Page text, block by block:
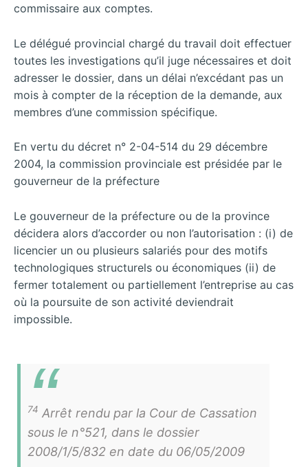
commissaire aux comptes.
Le délégué provincial chargé du travail doit effectuer
toutes les investigations qu’il juge nécessaires et doit
adresser le dossier, dans un délai n’excédant pas un
mois à compter de la réception de la demande, aux
membres d’une commission spécifique.
En vertu du décret n° 2-04-514 du 29 décembre
2004, la commission provinciale est présidée par le
gouverneur de la préfecture
Le gouverneur de la préfecture ou de la province
décidera alors d’accorder ou non l’autorisation : (i) de
licencier un ou plusieurs salariés pour des motifs
technologiques structurels ou économiques (ii) de
fermer totalement ou partiellement l’entreprise au cas
où la poursuite de son activité deviendrait
impossible.
74 Arrêt rendu par la Cour de Cassation
sous le n°521, dans le dossier
2008/1/5/832 en date du 06/05/2009